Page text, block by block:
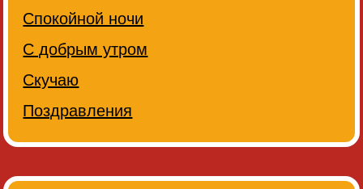
Спокойной ночи
С добрым утром
Скучаю
Поздравления